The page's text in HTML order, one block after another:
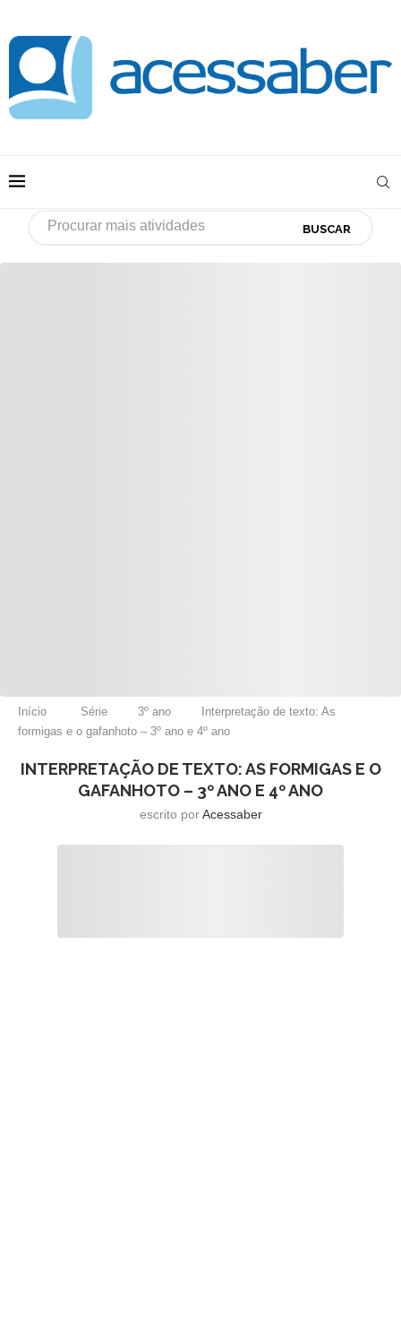
BUSCAR
Início Série 3º ano
Interpretação de texto: As
formigas e o gafanhoto – 3º ano e 4º ano
INTERPRETAÇÃO DE TEXTO: AS FORMIGAS E O
GAFANHOTO – 3º ANO E 4º ANO
escrito porAcessaber